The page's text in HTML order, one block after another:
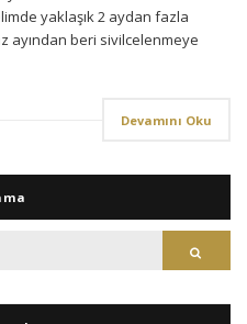
yaklaşık 2 aydan fazla
ayından beri sivilcelenmeye
Devamını Oku